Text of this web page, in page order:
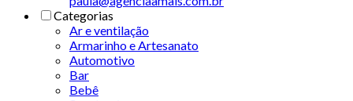
Categorias
Ar e ventilação
Armarinho e Artesanato
Automotivo
Bar
Bebê